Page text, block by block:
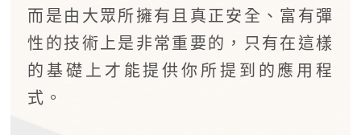
而是由大眾所擁有且真正安全、富有彈
性的技術上是非常重要的，只有在這樣
的基礎上才能提供你所提到的應用程
式。